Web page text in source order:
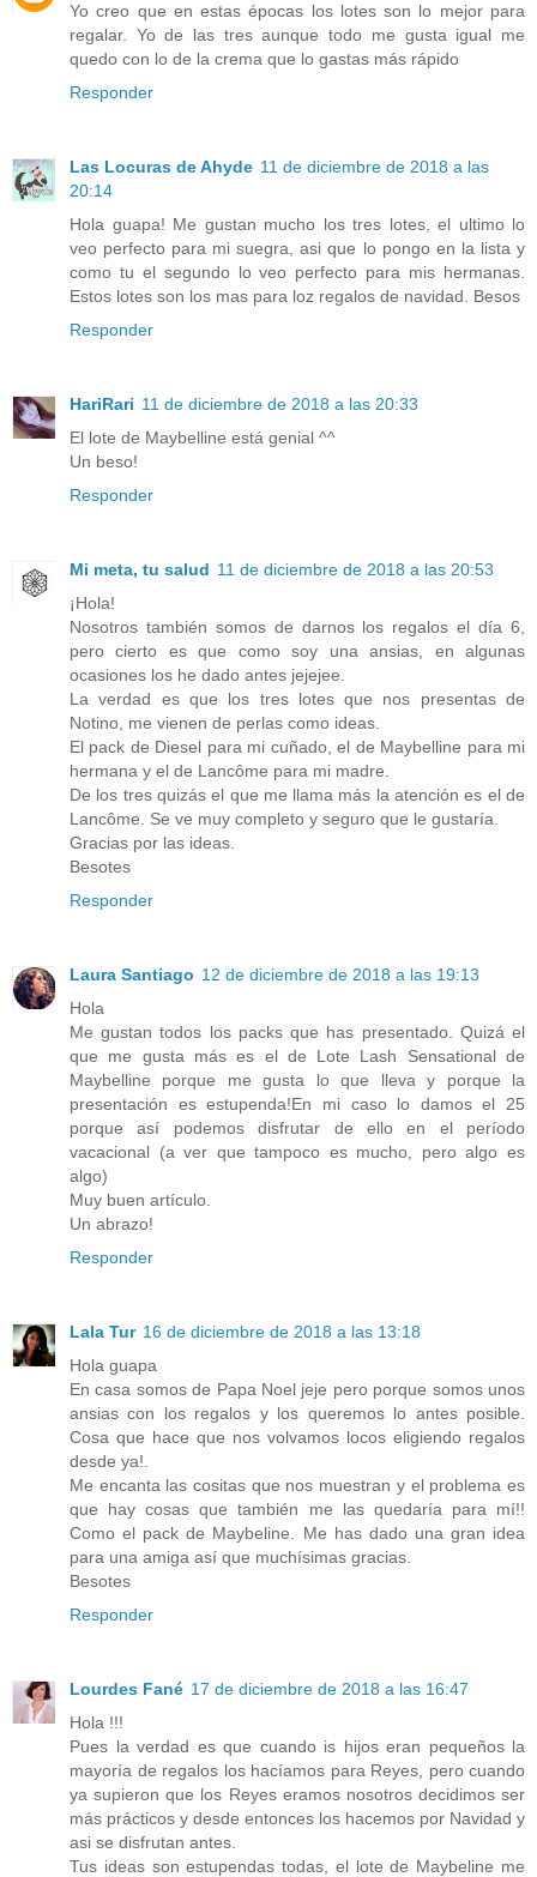
Yo creo que en estas épocas los lotes son lo mejor para
regalar. Yo de las tres aunque todo me gusta igual me
quedo con lo de la crema que lo gastas más rápido
Responder
Las Locuras de Ahyde 11 de diciembre de 2018 a las
20:14
Hola guapa! Me gustan mucho los tres lotes, el ultimo lo
veo perfecto para mi suegra, asi que lo pongo en la lista y
como tu el segundo lo veo perfecto para mis hermanas.
Estos lotes son los mas para loz regalos de navidad. Besos
Responder
HariRari 11 de diciembre de 2018 a las 20:33
El lote de Maybelline está genial ^^
Un beso!
Responder
Mi meta, tu salud 11 de diciembre de 2018 a las 20:53
¡Hola!
Nosotros también somos de darnos los regalos el día 6,
pero cierto es que como soy una ansias, en algunas
ocasiones los he dado antes jejejee.
La verdad es que los tres lotes que nos presentas de
Notino, me vienen de perlas como ideas.
El pack de Diesel para mi cuñado, el de Maybelline para mi
hermana y el de Lancôme para mi madre.
De los tres quizás el que me llama más la atención es el de
Lancôme. Se ve muy completo y seguro que le gustaría.
Gracias por las ideas.
Besotes
Responder
Laura Santiago 12 de diciembre de 2018 a las 19:13
Hola
Me gustan todos los packs que has presentado. Quizá el
que me gusta más es el de Lote Lash Sensational de
Maybelline porque me gusta lo que lleva y porque la
presentación es estupenda!En mi caso lo damos el 25
porque así podemos disfrutar de ello en el período
vacacional (a ver que tampoco es mucho, pero algo es
algo)
Muy buen artículo.
Un abrazo!
Responder
Lala Tur 16 de diciembre de 2018 a las 13:18
Hola guapa
En casa somos de Papa Noel jeje pero porque somos unos
ansias con los regalos y los queremos lo antes posible.
Cosa que hace que nos volvamos locos eligiendo regalos
desde ya!.
Me encanta las cositas que nos muestran y el problema es
que hay cosas que también me las quedaría para mí!!
Como el pack de Maybeline. Me has dado una gran idea
para una amiga así que muchísimas gracias.
Besotes
Responder
Lourdes Fané 17 de diciembre de 2018 a las 16:47
Hola !!!
Pues la verdad es que cuando is hijos eran pequeños la
mayoría de regalos los hacíamos para Reyes, pero cuando
ya supieron que los Reyes eramos nosotros decidimos ser
más prácticos y desde entonces los hacemos por Navidad y
asi se disfrutan antes.
Tus ideas son estupendas todas, el lote de Maybeline me